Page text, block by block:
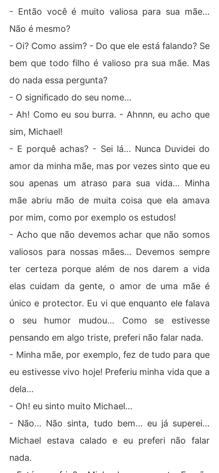
- Então você é muito valiosa para sua mãe...
Não é mesmo?
- Oi? Como assim? - Do que ele está falando? Se
bem que todo filho é valioso pra sua mãe. Mas
do nada essa pergunta?
- O significado do seu nome...
- Ah! Como eu sou burra. - Ahnnn, eu acho que
sim, Michael!
- E porquê achas? - Sei lá... Nunca Duvidei do
amor da minha mãe, mas por vezes sinto que eu
sou apenas um atraso para sua vida... Minha
mãe abriu mão de muita coisa que ela amava
por mim, como por exemplo os estudos!
- Acho que não devemos achar que não somos
valiosos para nossas mães... Devemos sempre
ter certeza porque além de nos darem a vida
elas cuidam da gente, o amor de uma mãe é
único e protector. Eu vi que enquanto ele falava
o seu humor mudou... Como se estivesse
pensando em algo triste, preferi não falar nada.
- Minha mãe, por exemplo, fez de tudo para que
eu estivesse vivo hoje! Preferiu minha vida que a
dela...
- Oh! eu sinto muito Michael...
- Não... Não sinta, tudo bem... eu já superei...
Michael estava calado e eu preferi não falar
nada.